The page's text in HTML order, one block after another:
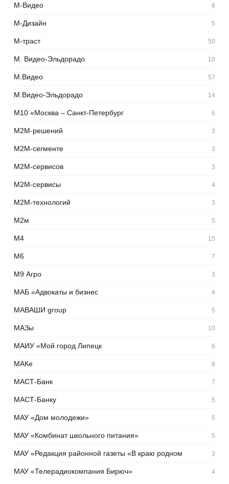
М-Видео 8
М-Дизайн 5
М-траст 50
М. Видео-Эльдорадо 10
М.Видео 57
М.Видео-Эльдорадо 14
М10 «Москва – Санкт-Петербург 6
М2М-решений 3
М2М-сегменте 3
М2М-сервисов 3
М2М-сервисы 4
М2М-технологий 3
М2м 5
М4 15
М6 7
М9 Агро 3
МАБ «Адвокаты и бизнес 4
МАВАШИ group 5
МАЗы 10
МАИУ «Мой город Липецк 6
МАКе 8
МАСТ-Банк 7
МАСТ-Банку 5
МАУ «Дом молодежи» 5
МАУ «Комбинат школьного питания» 5
МАУ «Редакция районной газеты «В краю родном 3
МАУ «Телерадиокомпания Бирюч» 4